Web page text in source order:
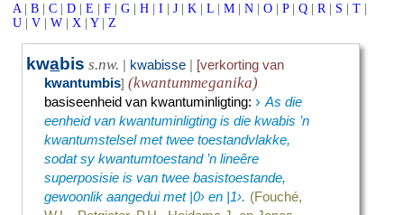
A | B | C | D | E | F | G | H | I | J | K | L | M | N | O | P | Q | R | S | T |
U | V | W | X | Y | Z
kwabis s.nw. | kwabisse | [verkorting van
kwantumbis] (kwantummeganika)
basiseenheid van kwantuminligting:› As die
eenheid van kwantuminligting is die kwabis ’n
kwantumstelsel met twee toestandvlakke,
sodat sy kwantumtoestand ’n lineêre
superposisie is van twee basistoestande,
gewoonlik aangedui met |0› en |1›. (Fouché,